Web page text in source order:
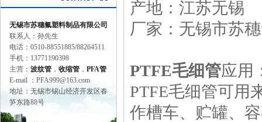
无锡市苏穗氟塑料制品有限公司
联系人：孙先生
电话：0510-88551885/88264511
手机：13771190398
主营： 波纹管 ， 收缩管 ， PFA管
E-mail ：PFA999@163.com
地址：无锡市锡山经济开发区春
笋东路88号
产地：江苏无锡
厂家：无锡市苏
PTFE毛细管应用
PTFE毛细管可用
作槽车、贮罐、